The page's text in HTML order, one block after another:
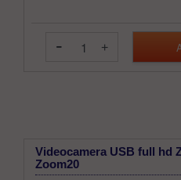
- +
Videocamera USB full hd
Zoom20